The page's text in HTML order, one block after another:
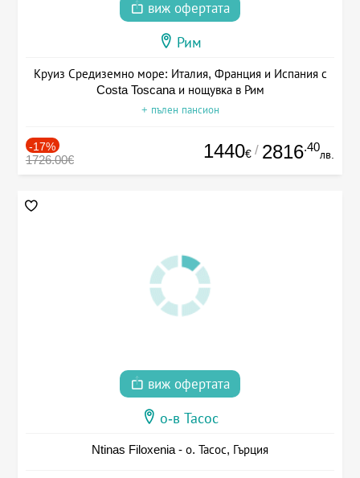
виж офертата
Рим
Круиз Средиземно море: Италия, Франция и Испания с
Costa Toscana и нощувка в Рим
+ пълен пансион
-17%
1726.00€ 1440€ / 2816.40
лв.
виж офертата
о-в Тасос
Ntinas Filoxenia - о. Тасос, Гърция